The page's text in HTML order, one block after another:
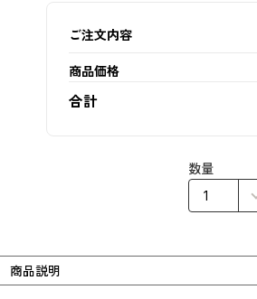
ご注文内容
商品価格
合計
数量
商品説明